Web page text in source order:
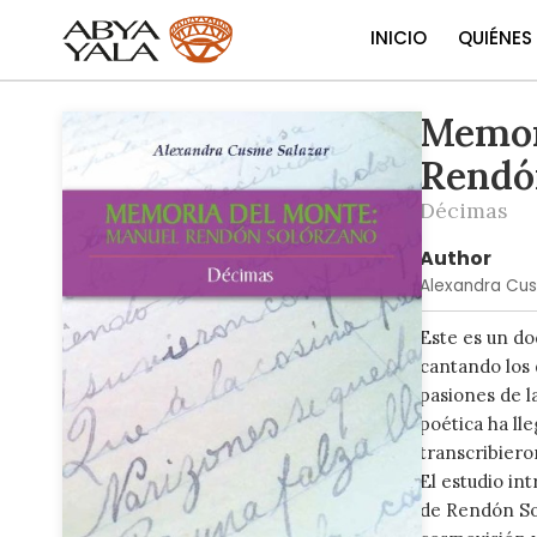
INICIO
Skip
the
the
gallery
Décimas
Author
Alexandra
Este es un
cantando los
pasiones de
poética ha
El estudio
de Rendón